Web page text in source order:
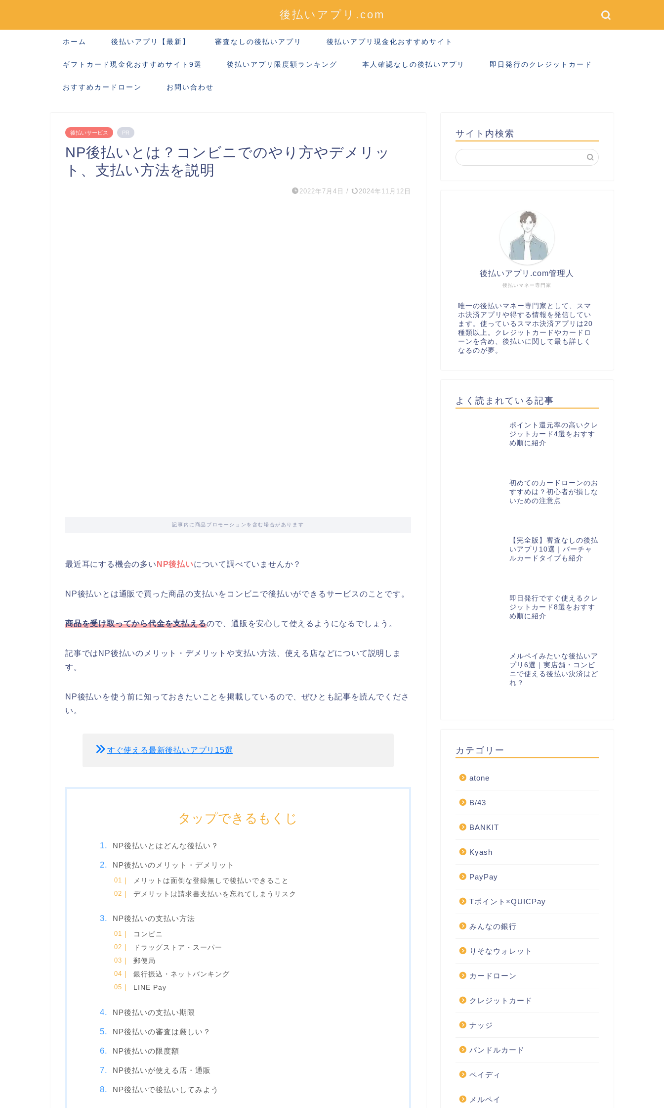
後払いアプリ.com
ホーム 後払いアプリ【最新】 審査なしの後払いアプリ 後払いアプリ現金化おすすめサイト
ギフトカード現金化おすすめサイト9選 後払いアプリ限度額ランキング 本人確認なしの後払いアプリ 即日発行のクレジットカード
おすすめカードローン お問い合わせ
後払いサービス PR
NP後払いとは？コンビニでのやり方やデメリッ
ト、支払い方法を説明
2022年7月4日 / 2024年11月12日
記事内に商品プロモーションを含む場合があります
最近耳にする機会の多い NP後払いについて調べていませんか？
NP後払いとは通販で買った商品の支払いをコンビニで後払いができるサービスのことです。
商品を受け取ってから代金を支払えるので、通販を安心して使えるようになるでしょう。
記事ではNP後払いのメリット・デメリットや支払い方法、使える店などについて説明しま
す。
NP後払いを使う前に知っておきたいことを掲載しているので、ぜひとも記事を読んでくださ
い。
すぐ使える最新後払いアプリ15選
タップできるもくじ
NP後払いとはどんな後払い？
NP後払いのメリット・デメリット
メリットは面倒な登録無しで後払いできること
デメリットは請求書支払いを忘れてしまうリスク
NP後払いの支払い方法
コンビニ
ドラッグストア・スーパー
郵便局
銀行振込・ネットバンキング
LINE Pay
NP後払いの支払い期限
NP後払いの審査は厳しい？
NP後払いの限度額
NP後払いが使える店・通販
NP後払いで後払いしてみよう
サイト内検索
後払いマネー専門家
後払いアプリ.com管理人
唯一の後払いマネー専門家として、スマ
ホ決済アプリや得する情報を発信してい
ます。使っているスマホ決済アプリは20
種類以上。クレジットカードやカードロ
ーンを含め、後払いに関して最も詳しく
なるのが夢。
よく読まれている記事
ポイント還元率の高いクレ
ジットカード4選をおすす
め順に紹介
初めてのカードローンのお
すすめは？初心者が損しな
いための注意点
【完全版】審査なしの後払
いアプリ10選｜バーチャ
ルカードタイプも紹介
即日発行ですぐ使えるクレ
ジットカード8選をおすす
め順に紹介
メルペイみたいな後払いア
プリ6選｜実店舗・コンビ
ニで使える後払い決済はど
れ？
カテゴリー
atone
B/43
BANKIT
Kyash
PayPay
Tポイント×QUICPay
みんなの銀行
りそなウォレット
カードローン
クレジットカード
ナッジ
バンドルカード
ペイディ
メルペイ